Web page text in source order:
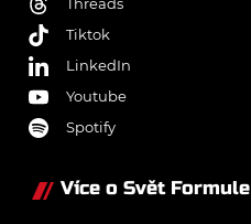
Tiktok
LinkedIn
Youtube
Spotify
Více o Svět Formule